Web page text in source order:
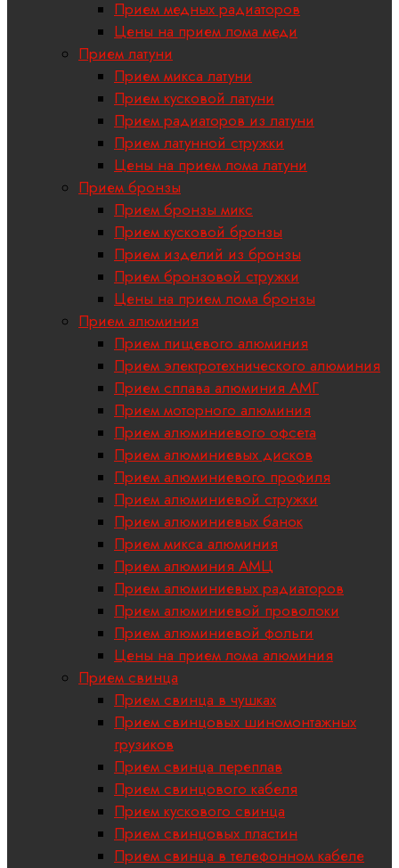
Прием медных радиаторов
Цены на прием лома меди
Прием латуни
Прием микса латуни
Прием кусковой латуни
Прием радиаторов из латуни
Прием латунной стружки
Цены на прием лома латуни
Прием бронзы
Прием бронзы микс
Прием кусковой бронзы
Прием изделий из бронзы
Прием бронзовой стружки
Цены на прием лома бронзы
Прием алюминия
Прием пищевого алюминия
Прием электротехнического алюминия
Прием сплава алюминия АМГ
Прием моторного алюминия
Прием алюминиевого офсета
Прием алюминиевых дисков
Прием алюминиевого профиля
Прием алюминиевой стружки
Прием алюминиевых банок
Прием микса алюминия
Прием алюминия АМЦ
Прием алюминиевых радиаторов
Прием алюминиевой проволоки
Прием алюминиевой фольги
Цены на прием лома алюминия
Прием свинца
Прием свинца в чушках
Прием свинцовых шиномонтажных
грузиков
Прием свинца переплав
Прием свинцового кабеля
Прием кускового свинца
Прием свинцовых пластин
Прием свинца в телефонном кабеле